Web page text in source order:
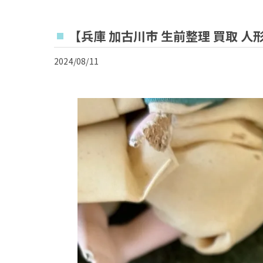
【兵庫 加古川市 生前整理 買取 人
2024/08/11